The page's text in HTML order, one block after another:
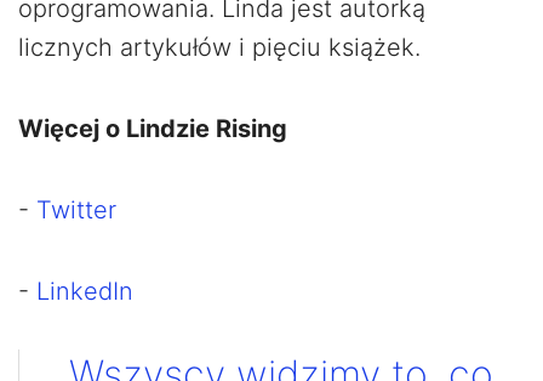
oprogramowania. Linda jest autorką
licznych artykułów i pięciu książek.
Więcej o Lindzie Rising
- Twitter
- LinkedIn